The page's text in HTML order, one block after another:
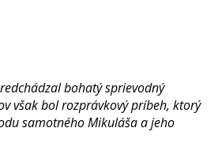
bohatý sprievodný
však bol rozprávkový príbeh, ktorý
samotného Mikuláša a jeho